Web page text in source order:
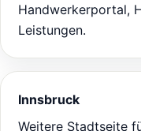
Handwerkerportal,
Leistungen.
Innsbruck
Weitere Stadtseite